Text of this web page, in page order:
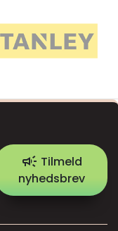
campaign Tilmeld
nyhedsbrev